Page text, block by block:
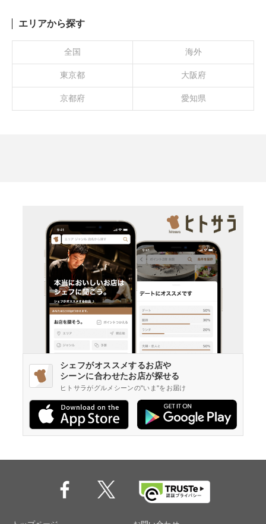
エリアから探す
全国 海外
東京都 大阪府
京都府 愛知県
シェフがオススメするお店や
シーンに合わせたお店が探せる
ヒトサラがグルメシーンの"いま"をお届け